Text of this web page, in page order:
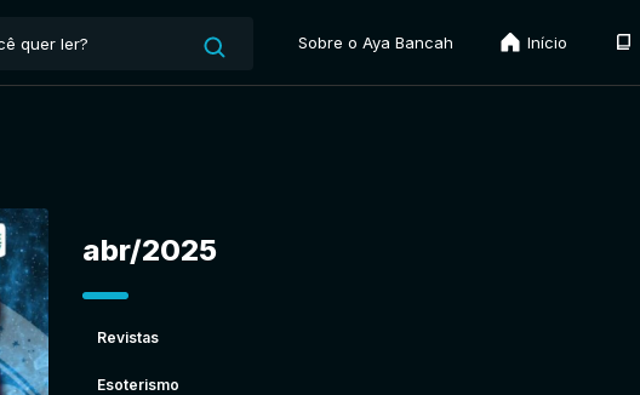
Sobre o Aya Bancah Início
abr/2025
Revistas
Esoterismo